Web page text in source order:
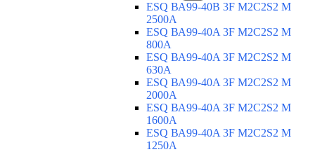
ESQ ВА99-40B 3F M2C2S2 M
2500A
ESQ ВА99-40A 3F M2C2S2 М
800A
ESQ ВА99-40A 3F M2C2S2 М
630A
ESQ ВА99-40A 3F M2C2S2 М
2000A
ESQ ВА99-40A 3F M2C2S2 М
1600A
ESQ ВА99-40A 3F M2C2S2 М
1250A